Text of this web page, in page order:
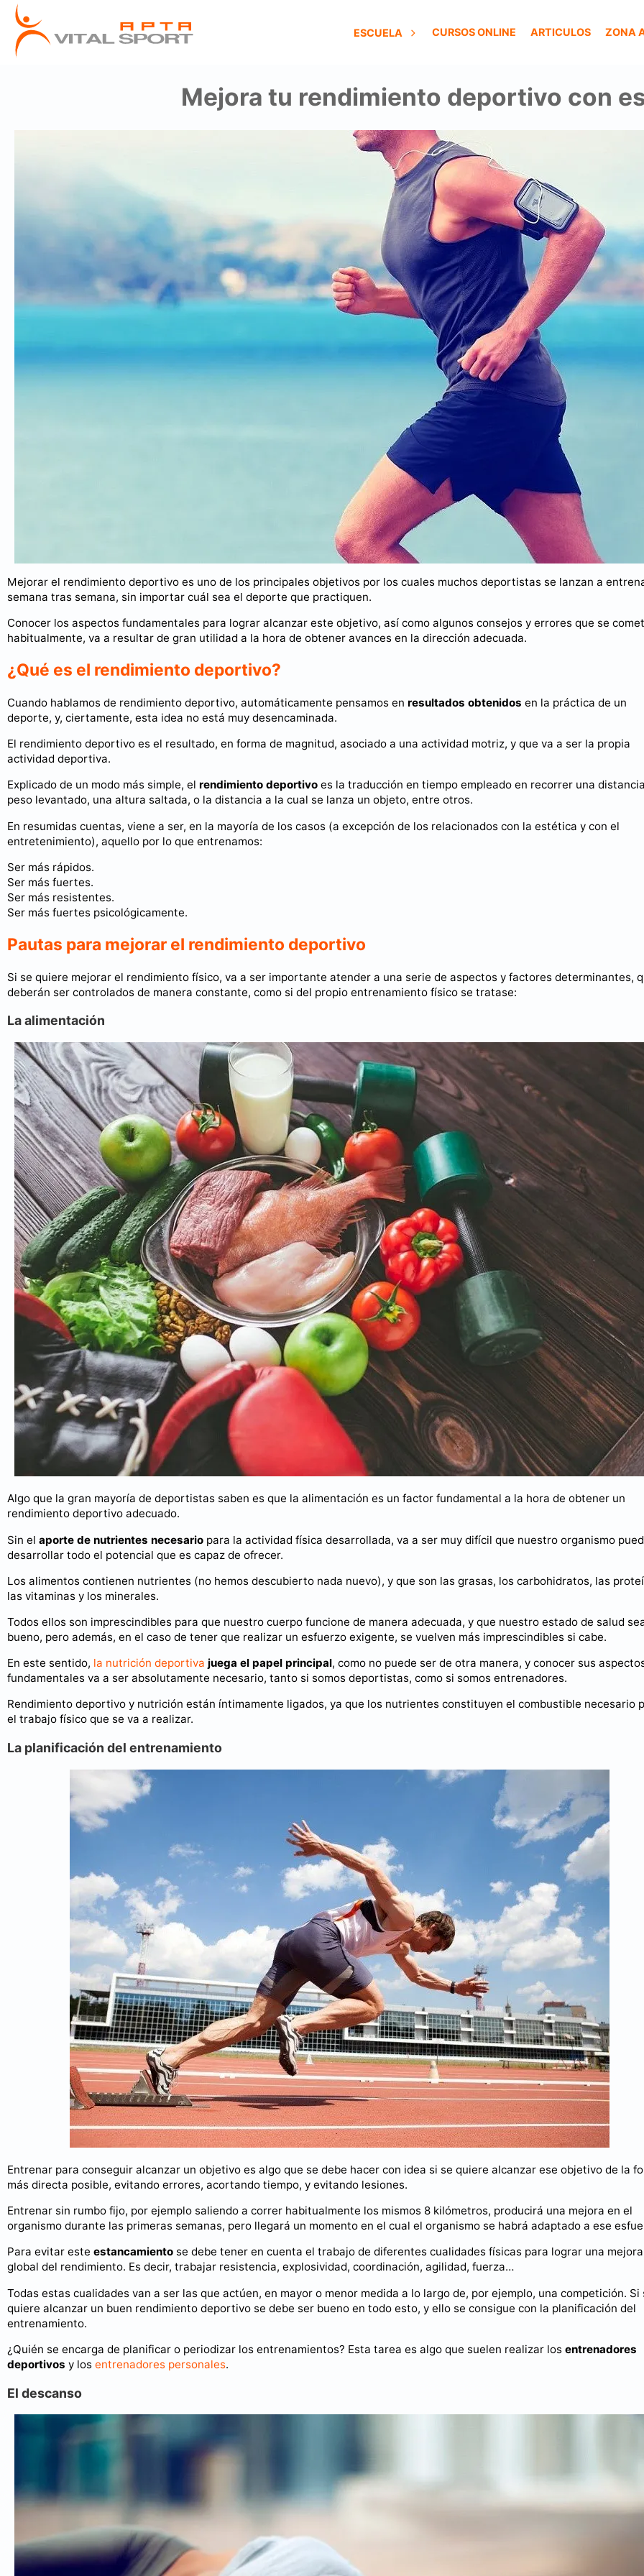
ESCUELA CURSOS ONLINE ARTICULOS ZONA
Mejora tu rendimiento deportivo con
Mejorar el rendimiento deportivo es uno de los principales objetivos por los cuales muchos deportistas se lanzan a
semana tras semana, sin importar cuál sea el deporte que practiquen.
Conocer los aspectos fundamentales para lograr alcanzar este objetivo, así como algunos consejos y errores que se
habitualmente, va a resultar de gran utilidad a la hora de obtener avances en la dirección adecuada.
¿Qué es el rendimiento deportivo?
Cuando hablamos de rendimiento deportivo, automáticamente pensamos en resultados obtenidos en la práctica de un
deporte, y, ciertamente, esta idea no está muy desencaminada.
El rendimiento deportivo es el resultado, en forma de magnitud, asociado a una actividad motriz, y que va a ser la propia
actividad deportiva.
Explicado de un modo más simple, el rendimiento deportivo es la traducción en tiempo empleado en recorrer una
peso levantado, una altura saltada, o la distancia a la cual se lanza un objeto, entre otros.
En resumidas cuentas, viene a ser, en la mayoría de los casos (a excepción de los relacionados con la estética y con el
entretenimiento), aquello por lo que entrenamos:
Ser más rápidos.
Ser más fuertes.
Ser más resistentes.
Ser más fuertes psicológicamente.
Pautas para mejorar el rendimiento deportivo
Si se quiere mejorar el rendimiento físico, va a ser importante atender a una serie de aspectos y factores determinantes,
deberán ser controlados de manera constante, como si del propio entrenamiento físico se tratase:
La alimentación
Algo que la gran mayoría de deportistas saben es que la alimentación es un factor fundamental a la hora de obtener un
rendimiento deportivo adecuado.
Sin el aporte de nutrientes necesario para la actividad física desarrollada, va a ser muy difícil que nuestro organismo
desarrollar todo el potencial que es capaz de ofrecer.
Los alimentos contienen nutrientes (no hemos descubierto nada nuevo), y que son las grasas, los carbohidratos, las
las vitaminas y los minerales.
Todos ellos son imprescindibles para que nuestro cuerpo funcione de manera adecuada, y que nuestro estado de salud
bueno, pero además, en el caso de tener que realizar un esfuerzo exigente, se vuelven más imprescindibles si cabe.
En este sentido, la nutrición deportiva juega el papel principal, como no puede ser de otra manera, y conocer sus
fundamentales va a ser absolutamente necesario, tanto si somos deportistas, como si somos entrenadores.
Rendimiento deportivo y nutrición están íntimamente ligados, ya que los nutrientes constituyen el combustible necesario
el trabajo físico que se va a realizar.
La planificación del entrenamiento
Entrenar para conseguir alcanzar un objetivo es algo que se debe hacer con idea si se quiere alcanzar ese objetivo de la
más directa posible, evitando errores, acortando tiempo, y evitando lesiones.
Entrenar sin rumbo fijo, por ejemplo saliendo a correr habitualmente los mismos 8 kilómetros, producirá una mejora en el
organismo durante las primeras semanas, pero llegará un momento en el cual el organismo se habrá adaptado a ese
Para evitar este estancamiento se debe tener en cuenta el trabajo de diferentes cualidades físicas para lograr una mejora
global del rendimiento. Es decir, trabajar resistencia, explosividad, coordinación, agilidad, fuerza…
Todas estas cualidades van a ser las que actúen, en mayor o menor medida a lo largo de, por ejemplo, una competición. Si
quiere alcanzar un buen rendimiento deportivo se debe ser bueno en todo esto, y ello se consigue con la planificación del
entrenamiento.
¿Quién se encarga de planificar o periodizar los entrenamientos? Esta tarea es algo que suelen realizar los entrenadores
deportivos y los entrenadores personales.
El descanso